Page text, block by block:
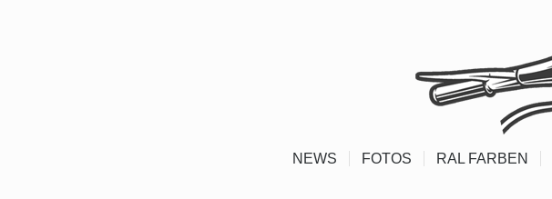
NEWS FOTOS RAL FARBEN